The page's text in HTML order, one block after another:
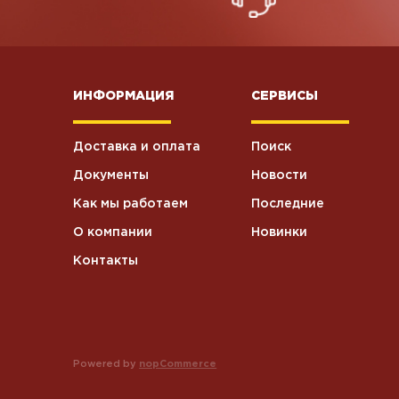
Влажные
бритья
ИНФОРМАЦИЯ
Доставка и оплата
Документы
Как мы работаем
О компании
Контакты
СЕРВИСЫ
Поиск
Новости
Последние
Новинки
Powered by nopCommerce